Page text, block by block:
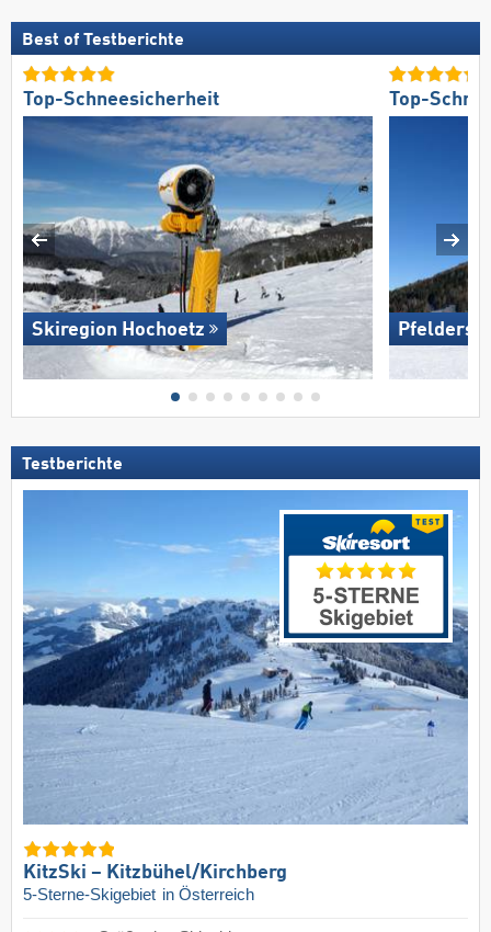
Best of Testberichte
Top-Schneesicherheit
Skiregion Hochoetz
Top-
Pfelders
Testberichte
KitzSki – Kitzbühel/​Kirchberg
5-Sterne-Skigebiet in Österreich